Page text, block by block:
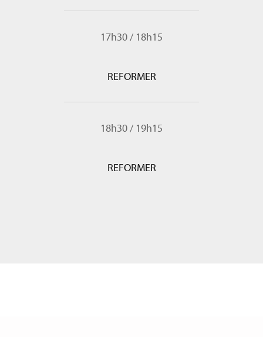
17h30/ 18h15
REFORMER
18h30/ 19h15
REFORMER